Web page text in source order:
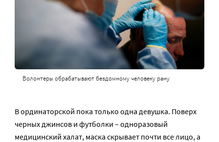
Волонтеры обрабатывают бездомному человеку рану
В ординаторской пока только одна девушка. Поверх
черных джинсов и футболки – одноразовый
медицинский халат, маска скрывает почти все лицо, а